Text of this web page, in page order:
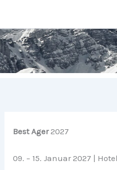
springen
Best Ager2027
09. – 15. Januar 2027 |